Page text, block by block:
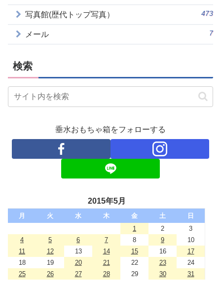
写真館(歴代トップ写真） 473
メール 7
検索
垂水おもちゃ箱をフォローする
2015年5月
月 火 水 木 金 土
日
1
2
3
4
5 6 7 8 9
10
11
12 13 14 15 16
17
18
19 20 21 22 23
24
25
26 27 28 29 30 31